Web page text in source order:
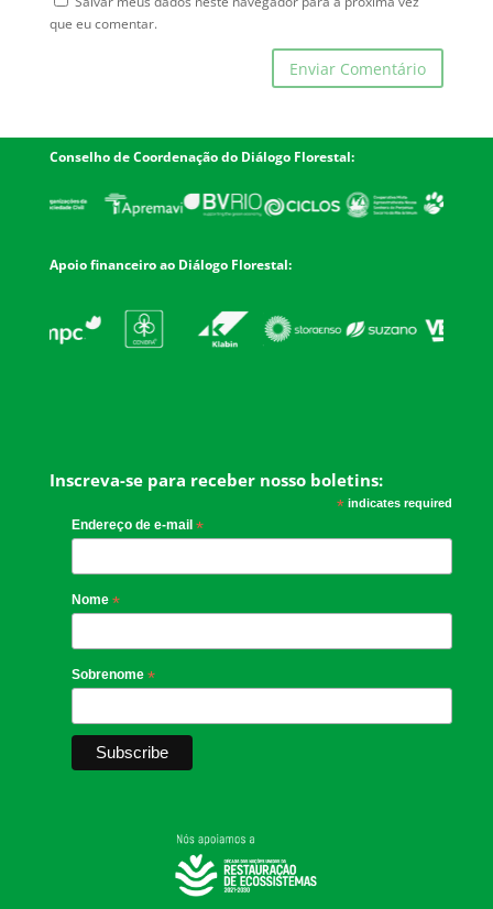
que eu comentar.
Conselho de Coordenação do Diálogo Florestal:
Apoio financeiro ao Diálogo Florestal:
Inscreva-se para receber nosso boletins:
*indicates required
Endereço de e-mail *
Nome *
Sobrenome *